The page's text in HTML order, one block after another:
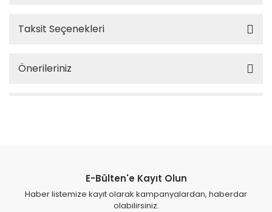
Taksit Seçenekleri
Önerileriniz
E-Bülten'e Kayıt Olun
Haber listemize kayıt olarak kampanyalardan, haberdar
olabilirsiniz.